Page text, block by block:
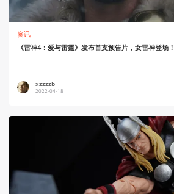
资讯
《雷神4：爱与雷霆》发布首支预告片，女雷神登场！
xzzzzb
2022-04-18